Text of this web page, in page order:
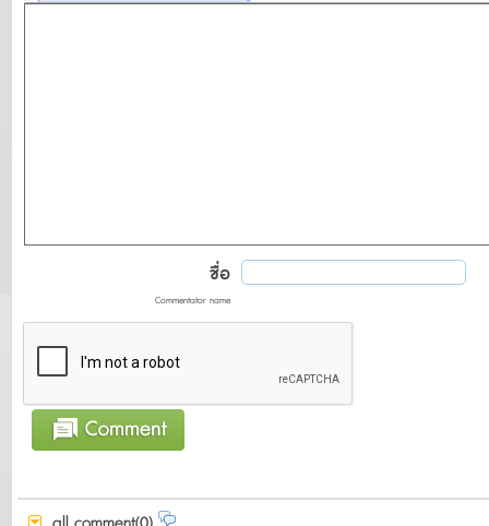
ชื่อ
Commentator name